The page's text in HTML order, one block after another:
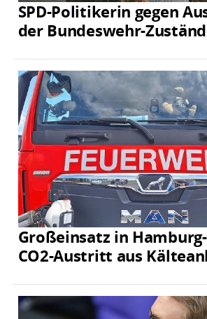
SPD-Politikerin gegen
der Bundeswehr-
Großeinsatz in
CO2-Austritt aus